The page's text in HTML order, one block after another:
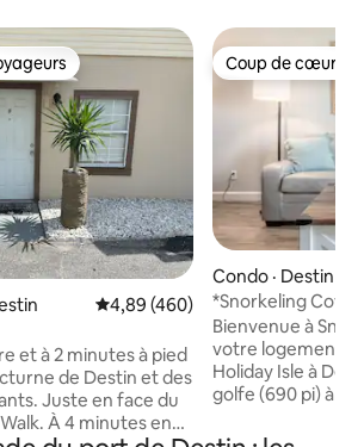
Note moyenne de 4,89 sur 5,
4,89 (460)
et à 2 minutes à pied
de Destin et des
Juste en face du
À 4 minutes en
Coup de cœur
Coup de cœur
Condo · Destin
*Snorkeling
King/Suite
Bienvenue à
votre logement
Holiday Isle à
golfe (690 pi) à
accès facile à la